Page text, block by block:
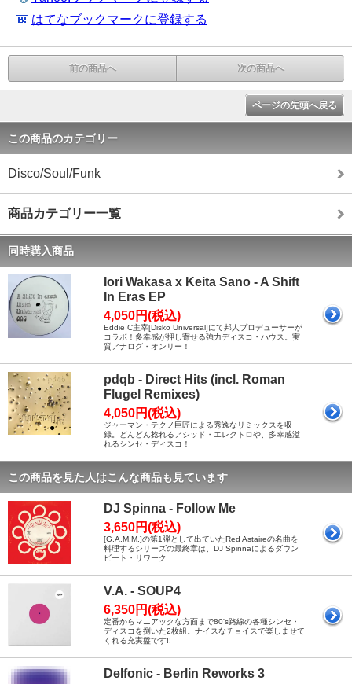
はてなブックマークに登録する
前の商品へ 次の商品へ
ページの先頭へ戻る
この商品のカテゴリー
Disco/Soul/Funk
商品カテゴリー一覧
同時購入商品
Iori Wakasa x Keita Sano - A Shift
In Eras EP
4,050円(税込)
Eddie C主宰[Disko Universal]にて邦人プロデューサーが
コラボ！多幸感が押し寄せる強力ディスコ・ハウス。実
質アナログ・オンリー！
pdqb - Direct Hits (incl. Roman
Flugel Remixes)
4,050円(税込)
ジャーマン・テクノ巨匠による秀逸なリミックスを収
録。どんどん捻れるアシッド・エレクトロや、多幸感溢
れるシンセ・ディスコ！
この商品を見た人はこんな商品も見ています
DJ Spinna - Follow Me
3,650円(税込)
[G.A.M.M.]の第1弾として出ていたRed Astaireの名曲を
料理するシリーズの最終章は、DJ Spinnaによるダウン
ビート・リワーク
V.A. - SOUP4
6,350円(税込)
定番からマニアックな方面まで80's路線の各種シンセ・
ディスコを捌いた2枚組。ナイスなチョイスで楽しませて
くれる充実盤です!!
Delfonic - Berlin Reworks 3